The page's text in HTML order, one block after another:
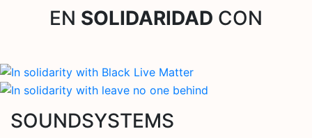
EN SOLIDARIDAD CON
SOUNDSYSTEMS